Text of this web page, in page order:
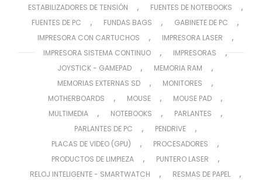
ESTABILIZADORES DE TENSIÓN , FUENTES DE NOTEBOOKS ,
FUENTES DE PC , FUNDAS BAGS , GABINETE DE PC ,
IMPRESORA CON CARTUCHOS , IMPRESORA LASER ,
IMPRESORA SISTEMA CONTINUO , IMPRESORAS ,
JOYSTICK - GAMEPAD , MEMORIA RAM ,
MEMORIAS EXTERNAS SD , MONITORES ,
MOTHERBOARDS , MOUSE , MOUSE PAD ,
MULTIMEDIA , NOTEBOOKS , PARLANTES ,
PARLANTES DE PC , PENDRIVE ,
PLACAS DE VIDEO (GPU) , PROCESADORES ,
PRODUCTOS DE LIMPIEZA , PUNTERO LASER ,
RELOJ INTELIGENTE - SMARTWATCH , RESMAS DE PAPEL ,